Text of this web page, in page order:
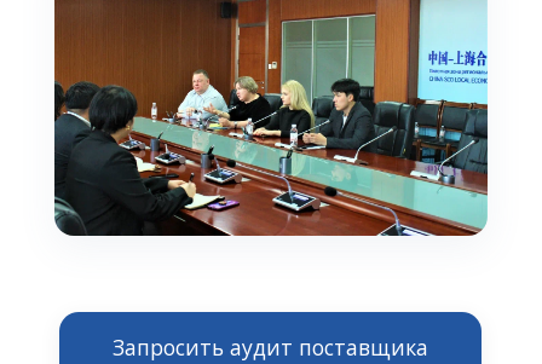
Запросить аудит поставщика